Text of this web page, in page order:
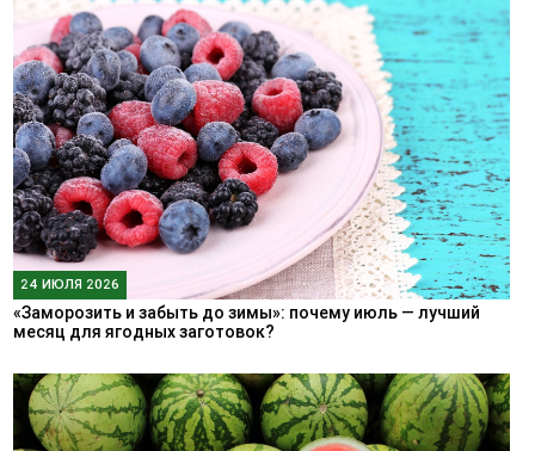
24 ИЮЛЯ 2026
«Заморозить и забыть до зимы»: почему июль — лучший
месяц для ягодных заготовок?